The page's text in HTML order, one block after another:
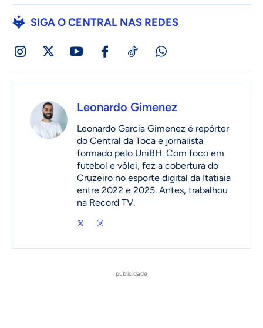
SIGA O CENTRAL NAS REDES
Leonardo Gimenez
Leonardo Garcia Gimenez é repórter
do Central da Toca e jornalista
formado pelo UniBH. Com foco em
futebol e vôlei, fez a cobertura do
Cruzeiro no esporte digital da Itatiaia
entre 2022 e 2025. Antes, trabalhou
na Record TV.
publicidade